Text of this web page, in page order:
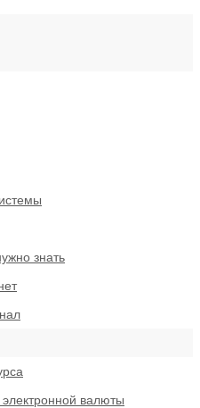
знать
валюты